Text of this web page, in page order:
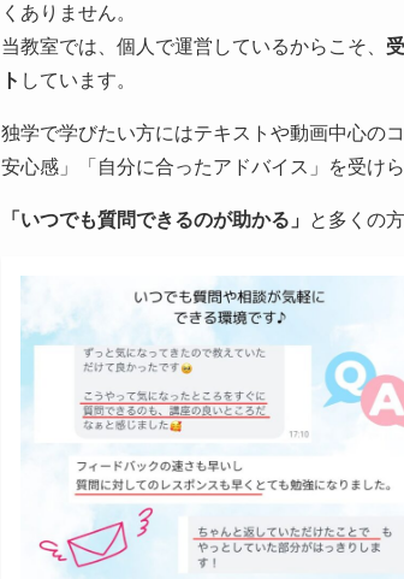
くありません。
当教室では、個人で運営しているからこそ、
ト しています。
独学で学びたい方にはテキストや動画中心の
安心感」「自分に合ったアドバイス」を受け
「いつでも質問できるのが助かる」 と多くの